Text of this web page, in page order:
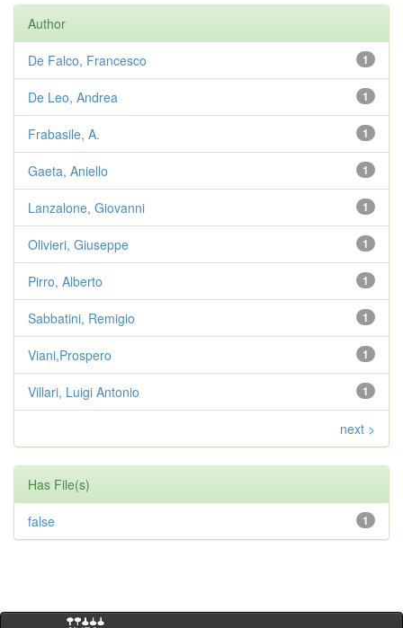
Author
1
De Falco, Francesco
1
De Leo, Andrea
1
Frabasile, A.
1
Gaeta, Aniello
1
Lanzalone, Giovanni
1
Olivieri, Giuseppe
1
Pirro, Alberto
1
Sabbatini, Remigio
1
Viani,Prospero
1
Villari, Luigi Antonio
next >
Has File(s)
1
false